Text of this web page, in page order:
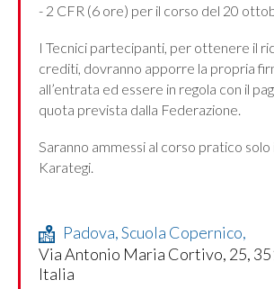
- 2 CFR (6 ore) per il corso del 20
I Tecnici partecipanti, per ottenere il
crediti, dovranno apporre la propria
all’entrata ed essere in regola con il
quota prevista dalla Federazione.
Saranno ammessi al corso pratico solo
Karategi.
Padova, Scuola Copernico,
Via Antonio Maria Cortivo, 25,
Italia